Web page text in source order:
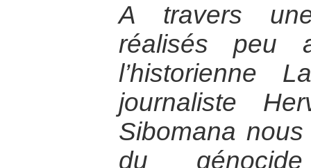
A travers
réalisés peu
l’historienne
journaliste
Sibomana
du